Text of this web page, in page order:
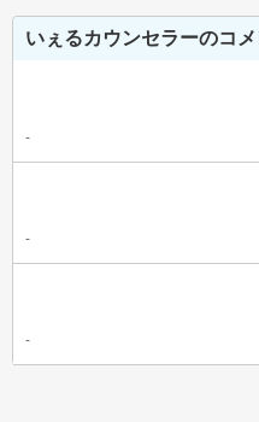
いぇるカウンセラーのコメ
-
-
-